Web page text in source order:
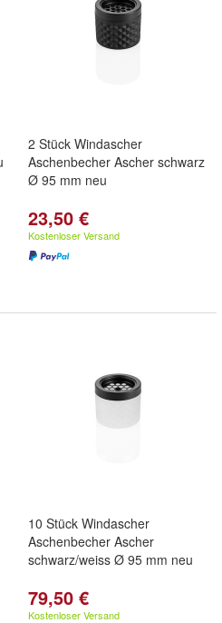
2 Stück Windascher
Aschenbecher Ascher schwarz
Ø 95 mm neu
23,50 €
Kostenloser Versand
10 Stück Windascher
Aschenbecher Ascher
schwarz/weiss Ø 95 mm neu
79,50 €
Kostenloser Versand